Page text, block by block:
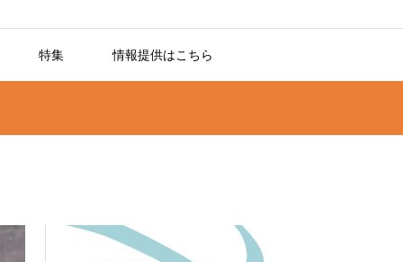
特集 情報提供はこちら